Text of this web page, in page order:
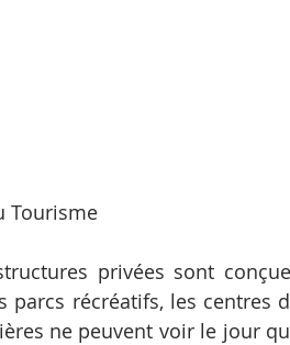
Tourisme
privées sont
récréatifs, les centres
ne peuvent voir le jour